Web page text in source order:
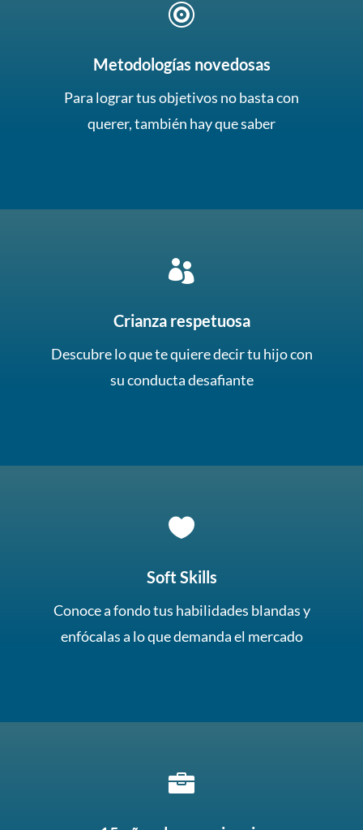

Metodologías novedosas
Para lograr tus objetivos no basta con
querer, también hay que saber

Crianza respetuosa
Descubre lo que te quiere decir tu hijo con
su conducta desafiante

Soft Skills
Conoce a fondo tus habilidades blandas y
enfócalas a lo que demanda el mercado
